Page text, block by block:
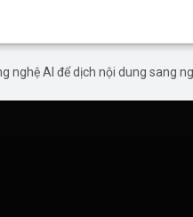
nghệ AI để dịch nội dung sang